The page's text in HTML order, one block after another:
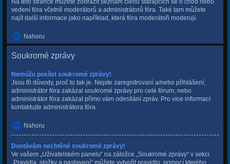
vedení fóra včetně moderátorů a administrátorů fóra. Také tam můžete
najít další informace jako například, která fóra moderátoři moderují.
Nahoru
Soukromé zprávy
Nemůžu posílat soukromé zprávy!
Jsou tři důvody, proč to tak je. Nejste zaregistrovaní a/nebo přihlášení,
administrátor fóra zakázal soukromé zprávy pro celé fórum, nebo
administrátor fóra zakázal přímo vám odesílání zpráv. Pro více informací
kontaktujte administrátora fóra.
Nahoru
Dostávám nechtěné soukromé zprávy!
Ve vašem „Uživatelském panelu“ na záložce „Soukromé zprávy“ v sekci
„Pravidla, složky a nastavení“ můžete vytvořit pravidlo, pomocí kterého